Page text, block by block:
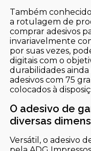
Também
a rotulagem de
comprar adesivos
invariavelmente
por suas vezes,
digitais com o
durabilidades ainda
adesivos com 75
colocados à
O adesivo de
diversas
Versátil, o adesivo